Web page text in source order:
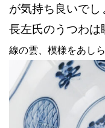
が気持ち良いでし
長左氏のうつわは
線の雲、模様をあし